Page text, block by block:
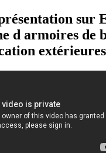
sur
d armoires de
extérieures